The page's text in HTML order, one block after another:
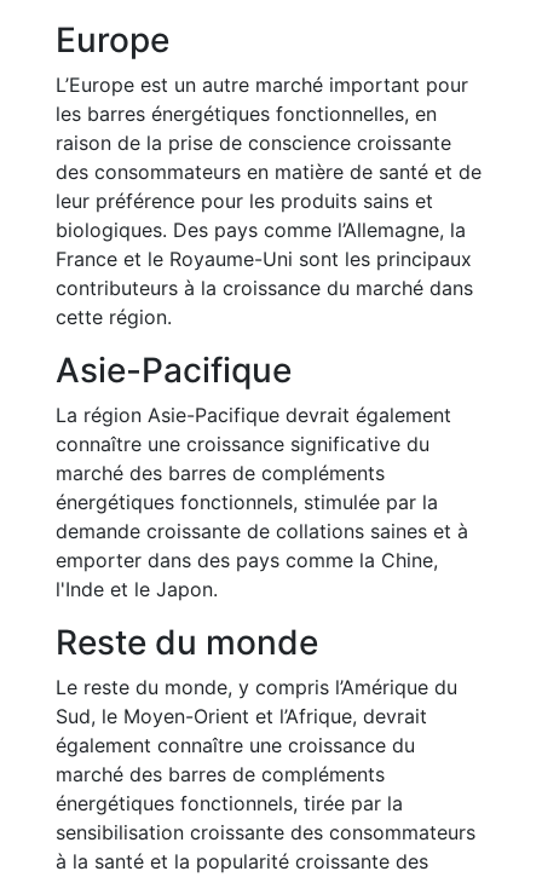
Europe
L’Europe est un autre marché important pour
les barres énergétiques fonctionnelles, en
raison de la prise de conscience croissante
des consommateurs en matière de santé et de
leur préférence pour les produits sains et
biologiques. Des pays comme l’Allemagne, la
France et le Royaume-Uni sont les principaux
contributeurs à la croissance du marché dans
cette région.
Asie-Pacifique
La région Asie-Pacifique devrait également
connaître une croissance significative du
marché des barres de compléments
énergétiques fonctionnels, stimulée par la
demande croissante de collations saines et à
emporter dans des pays comme la Chine,
l'Inde et le Japon.
Reste du monde
Le reste du monde, y compris l’Amérique du
Sud, le Moyen-Orient et l’Afrique, devrait
également connaître une croissance du
marché des barres de compléments
énergétiques fonctionnels, tirée par la
sensibilisation croissante des consommateurs
à la santé et la popularité croissante des